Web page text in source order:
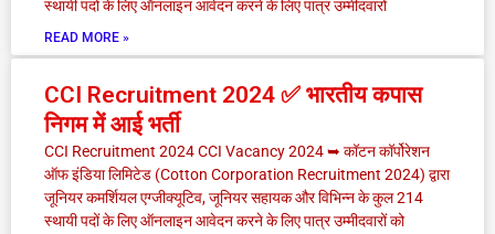
स्थायी पदों के लिए ऑनलाइन आवेदन करने के लिए पात्र उम्मीदवारों
READ MORE »
CCI Recruitment 2024 ✅ भारतीय कपास
निगम में आई भर्ती
CCI Recruitment 2024 CCI Vacancy 2024 ➥ कॉटन कॉर्पोरेशन
ऑफ इंडिया लिमिटेड (Cotton Corporation Recruitment 2024) द्वारा
जूनियर कमर्शियल एग्जीक्यूटिव, जूनियर सहायक और विभिन्न के कुल 214
स्थायी पदों के लिए ऑनलाइन आवेदन करने के लिए पात्र उम्मीदवारों को